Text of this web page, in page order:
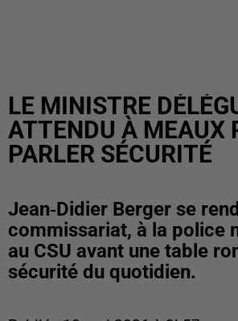
LE MINISTRE
ATTENDU À MEAUX
PARLER SÉCURITÉ
Jean‑Didier Berger se
commissariat, à la police
au CSU avant une table
sécurité du quotidien.